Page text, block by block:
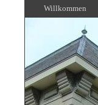
Willkommen